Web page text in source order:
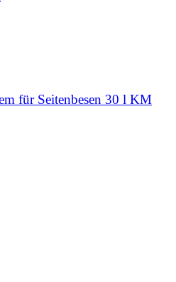
für Seitenbesen 30 l KM